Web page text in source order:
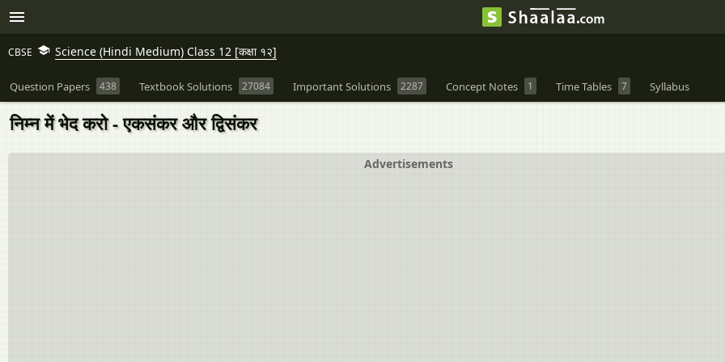
CBSE Science (Hindi Medium) Class 12 [कक्षा १२]
Question Papers 438 Textbook Solutions 27084 Important Solutions 2287 Concept Notes 1 Time Tables 7 Syllabus
निम्न में भेद करो - एकसंकर और द्विसंकर
Advertisements